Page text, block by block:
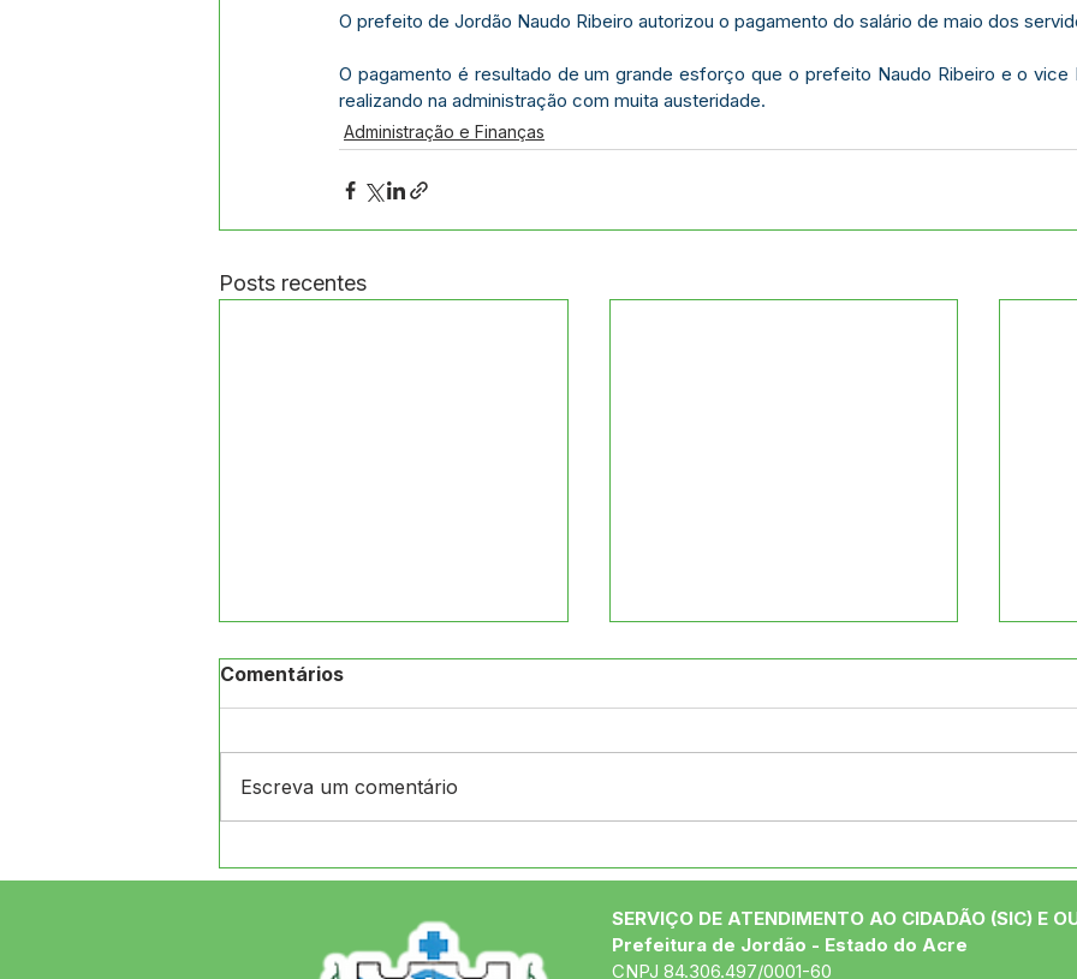
O prefeito de Jordão Naudo Ribeiro autorizou o pagamento do salário de maio dos
O pagamento é resultado de um grande esforço que o prefeito Naudo Ribeiro e o vice
realizando na administração com muita austeridade.
Administração e Finanças
Posts recentes
Prefeitura de Jordão firma
e lança o aplicativo "Sig
Servidor"
Nota Fiscal avança, mas
sistemas locais
permanecem ativos para
usuários Betha e e-Nota
de
Comentários
Escreva um comentário
SERVIÇO DE ATENDIMENTO AO CIDADÃO (SIC) E
Prefeitura de Jordão - Estado do Acre
CNPJ 84.306.497/0001-60